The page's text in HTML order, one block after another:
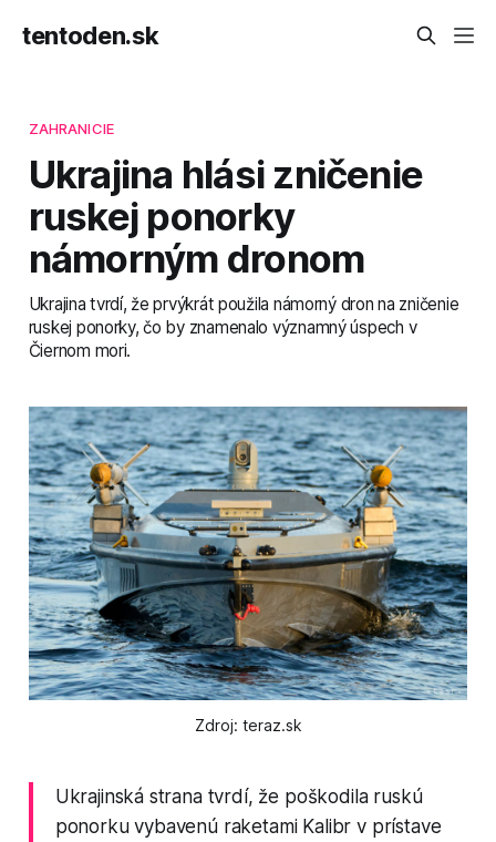
tentoden.sk
ZAHRANICIE
Ukrajina hlási zničenie
ruskej ponorky
námorným dronom
Ukrajina tvrdí, že prvýkrát použila námorný dron na zničenie
ruskej ponorky, čo by znamenalo významný úspech v
Čiernom mori.
Zdroj: teraz.sk
Ukrajinská strana tvrdí, že poškodila ruskú
ponorku vybavenú raketami Kalibr v prístave